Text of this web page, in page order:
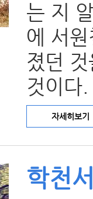
는 지
에 서
졌던
것이다
자세히보기
학천